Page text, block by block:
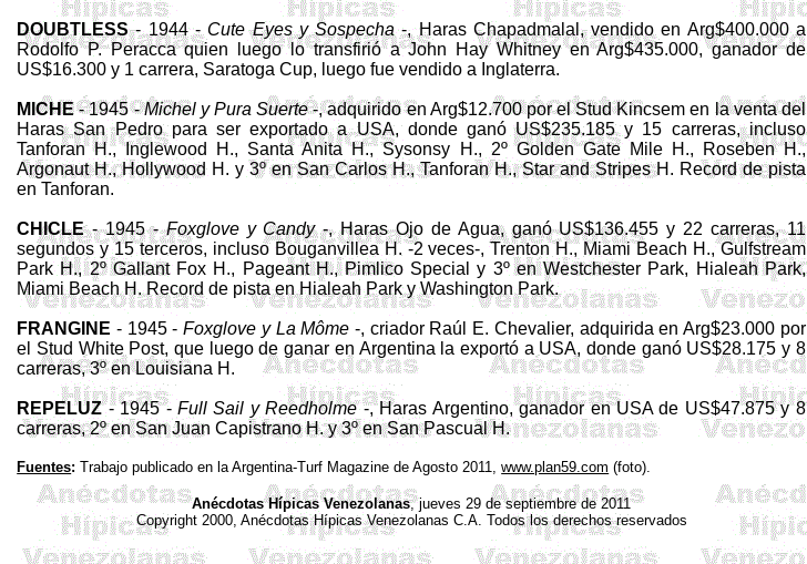
DOUBTLESS- 1944 - CuteEyesy Sospecha-, Haras Chapadmalal, vendido en Arg$400.000 a
Rodolfo P.Peraccaquien luego lo transfirió a John Hay Whitney enArg$435.000, ganador de
US$16.300 y 1 carrera, Saratoga Cup, luego fue vendido a Inglaterra.
MICHE- 1945 -Michel y Pura Suerte-, adquirido en Arg$12.700 por elStud Kincsem en la venta del
Haras San Pedro para ser exportado a USA, donde ganó US$235.185 y 15 carreras, incluso
TanforanH., Inglewood H., Santa Ani­ta H.,Sysonsy H., 2º Golden Gate Mile H., RosebenH.,
ArgonautH., Ho­llywood H. y 3º en San Carlos H.,TanforanH., StarandStripes H. Record de pista
enTanforan.
CHICLE- 1945 -Foxglovey Candy-, Haras Ojo de Agua, ganó US$136.455 y 22 carreras, 11
segundos y 15 terceros, incluso BouganvilleaH. -2 veces-, Trenton H., Miami Beach H.,Gulfstream
Park H., 2ºGallantFox H., PageantH.,Pimlico Special y 3º enWestchester Park, Hialeah Park,
Miami Beach H. Record de pista en Hialeah Park y Washington Park.
FRANGINE - 1945 -Foxglove y La Môme -, criador Raúl E. Chevalier, adquirida enArg$23.000 por
el Stud White Post, que luego de ganar en Argentina la exportó a USA, donde ganó US$28.175 y 8
carre­ras, 3º en Louisiana H.
REPELUZ- 1945 - FullSail yReedhol­me-, Haras Argentino, ganador en USA de US$47.875 y 8
carreras, 2º en San Juan Capistrano H. y 3º en San Pascual H.
Fuentes: Trabajo publicado en la Argentina-Turf Magazine de Agosto 2011,www.plan59.com (foto).
Anécdotas Hípicas Venezolanas, jueves 29 de septiembre de 2011
Copyright 2000, Anécdotas Hípicas Venezolanas C.A. Todos los derechos reservados